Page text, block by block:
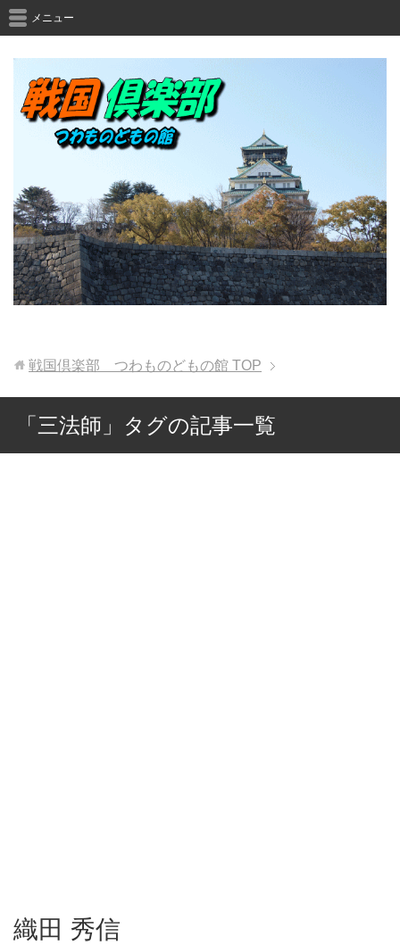
メニュー
戦国倶楽部 つわものどもの館 TOP
「三法師」タグの記事一覧
織田 秀信